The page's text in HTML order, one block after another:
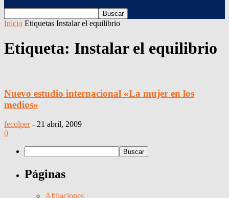
Inicio Etiquetas Instalar el equilibrio
Etiqueta: Instalar el equilibrio
Nuevo estudio internacional «La mujer en los
medios»
fecolper - 21 abril, 2009
0
Páginas
Afiliaciones